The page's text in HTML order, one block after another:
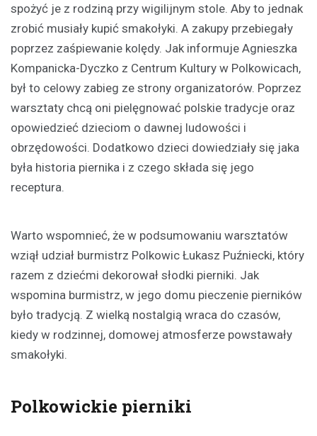
spożyć je z rodziną przy wigilijnym stole. Aby to jednak
zrobić musiały kupić smakołyki. A zakupy przebiegały
poprzez zaśpiewanie kolędy. Jak informuje Agnieszka
Kompanicka-Dyczko z Centrum Kultury w Polkowicach,
był to celowy zabieg ze strony organizatorów. Poprzez
warsztaty chcą oni pielęgnować polskie tradycje oraz
opowiedzieć dzieciom o dawnej ludowości i
obrzędowości. Dodatkowo dzieci dowiedziały się jaka
była historia piernika i z czego składa się jego
receptura.
Warto wspomnieć, że w podsumowaniu warsztatów
wziął udział burmistrz Polkowic Łukasz Puźniecki, który
razem z dziećmi dekorował słodki pierniki. Jak
wspomina burmistrz, w jego domu pieczenie pierników
było tradycją. Z wielką nostalgią wraca do czasów,
kiedy w rodzinnej, domowej atmosferze powstawały
smakołyki.
Polkowickie pierniki